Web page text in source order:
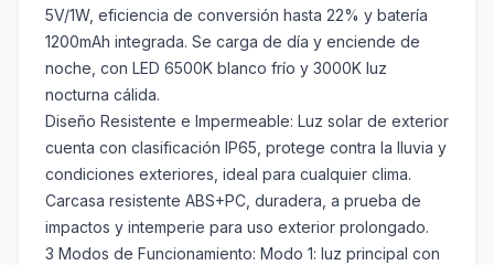
5V/1W, eficiencia de conversión hasta 22% y batería
1200mAh integrada. Se carga de día y enciende de
noche, con LED 6500K blanco frío y 3000K luz
nocturna cálida.
Diseño Resistente e Impermeable: Luz solar de exterior
cuenta con clasificación IP65, protege contra la lluvia y
condiciones exteriores, ideal para cualquier clima.
Carcasa resistente ABS+PC, duradera, a prueba de
impactos y intemperie para uso exterior prolongado.
3 Modos de Funcionamiento: Modo 1: luz principal con